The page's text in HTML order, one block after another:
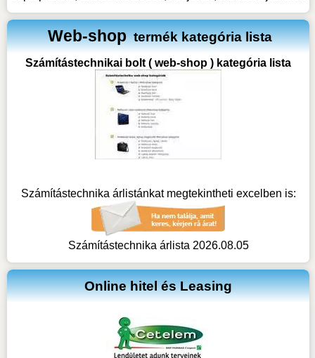
Web-shop termék kategória lista
Számítástechnikai bolt ( web-shop ) kategória lista
Számítástechnika árlistánkat megtekintheti excelben is:
Számítástechnika árlista 2026.08.05
Online hitel és Leasing